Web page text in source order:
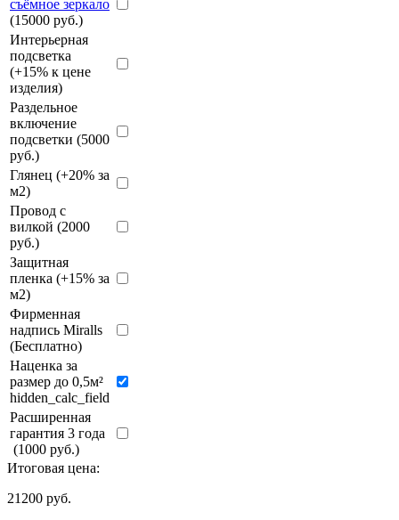
съёмное зеркало
(15000 руб.)
Интерьерная
подсветка
(+15% к цене
изделия)
Раздельное
включение
подсветки (5000
руб.)
Глянец (+20% за
м2)
Провод с
вилкой (2000
руб.)
Защитная
пленка (+15% за
м2)
Фирменная
надпись Miralls
(Бесплатно)
Наценка за
размер до 0,5м²
hidden_calc_field
Расширенная
гарантия 3 года
(1000 руб.)
Итоговая цена:
21200 руб.